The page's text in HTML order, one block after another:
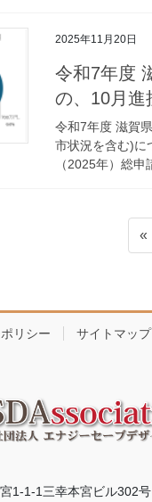
2025年11月20日
令和7年度
の、10月進
令和7年度 滋賀
市状況を含む)に
（2025年）総
«
リシー サイトマップ
1-1-1三幸本宮ビル302号